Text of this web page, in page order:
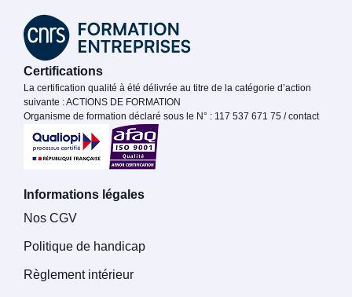
Certifications
La certification qualité à été délivrée au titre de la catégorie d’action
suivante : ACTIONS DE FORMATION
Organisme de formation déclaré sous le N° : 117 537 671 75 / contact
Informations légales
Nos CGV
Politique de handicap
Règlement intérieur